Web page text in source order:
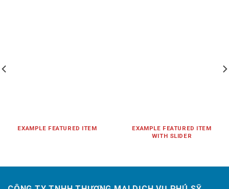
EXAMPLE FEATURED ITEM
EXAMPLE FEATURED ITEM
WITH SLIDER